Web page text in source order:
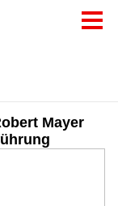
Mayer